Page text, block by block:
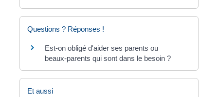
Questions ? Réponses !
Est-on obligé d'aider ses parents ou
beaux-parents qui sont dans le besoin ?
Et aussi